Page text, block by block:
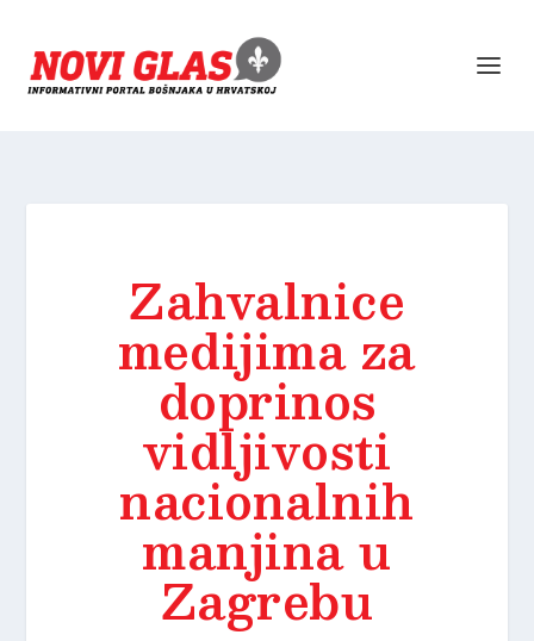
Zahvalnice
medijima za
doprinos
vidljivosti
nacionalnih
manjina u
Zagrebu